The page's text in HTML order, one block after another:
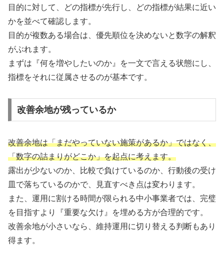
目的に対して、どの指標が先行し、どの指標が結果に近い
かを並べて確認します。
目的が複数ある場合は、優先順位を決めないと数字の解釈
がぶれます。
まずは『何を増やしたいのか』を一文で言える状態にし、
指標をそれに従属させるのが基本です。
改善余地が残っているか
改善余地は「まだやっていない施策があるか」ではなく、
「数字の詰まりがどこか」を起点に考えます。
露出が少ないのか、比較で負けているのか、行動後の受け
皿で落ちているのかで、見直すべき点は変わります。
また、運用に割ける時間が限られる中小事業者では、完璧
を目指すより『重要な欠け』を埋める方が合理的です。
改善余地が小さいなら、維持運用に切り替える判断もあり
得ます。